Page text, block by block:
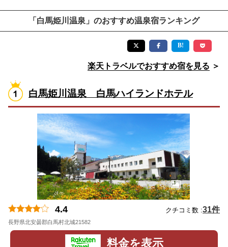
「白馬姫川温泉」のおすすめ温泉宿ランキング
楽天トラベルでおすすめ宿を見る ＞
白馬姫川温泉 白馬ハイランドホテル
4.4 クチコミ数 :31件
長野県北安曇郡白馬村北城21582
料金を表示